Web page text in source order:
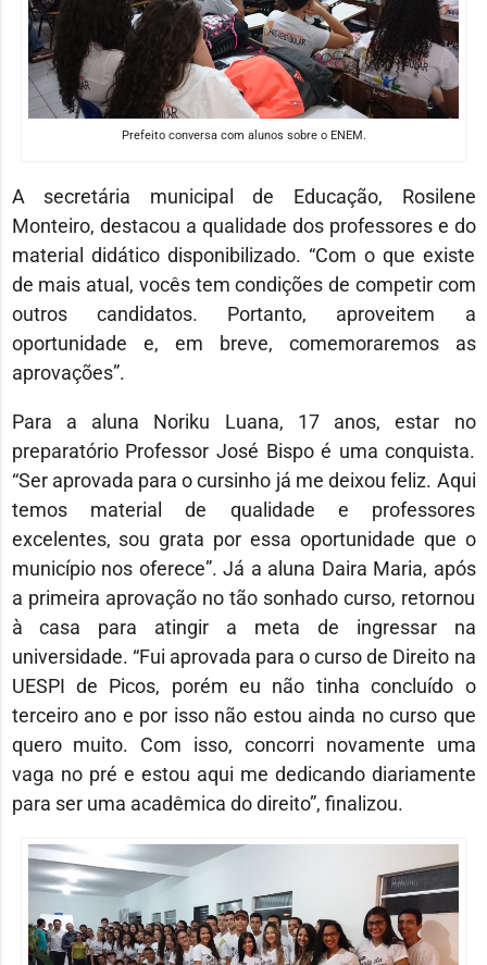
Prefeito conversa com alunos sobre o ENEM.
A secretária municipal de Educação, Rosilene
Monteiro, destacou a qualidade dos professores e do
material didático disponibilizado. “Com o que existe
de mais atual, vocês tem condições de competir com
outros candidatos. Portanto, aproveitem a
oportunidade e, em breve, comemoraremos as
aprovações”.
Para a aluna Noriku Luana, 17 anos, estar no
preparatório Professor José Bispo é uma conquista.
“Ser aprovada para o cursinho já me deixou feliz. Aqui
temos material de qualidade e professores
excelentes, sou grata por essa oportunidade que o
município nos oferece”. Já a aluna Daira Maria, após
a primeira aprovação no tão sonhado curso, retornou
à casa para atingir a meta de ingressar na
universidade. “Fui aprovada para o curso de Direito na
UESPI de Picos, porém eu não tinha concluído o
terceiro ano e por isso não estou ainda no curso que
quero muito. Com isso, concorri novamente uma
vaga no pré e estou aqui me dedicando diariamente
para ser uma acadêmica do direito”, finalizou.